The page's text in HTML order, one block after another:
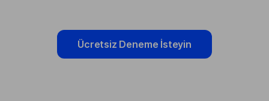
Ücretsiz Deneme İsteyin